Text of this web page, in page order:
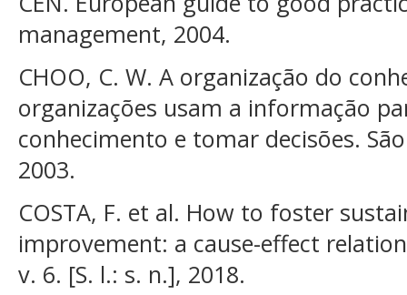
management, 2004.
CHOO, C. W. A organização do
organizações usam a informação
conhecimento e tomar decisões.
2003.
COSTA, F. et al. How to foster
improvement: a cause-effect
v. 6. [S. l.: s. n.], 2018.